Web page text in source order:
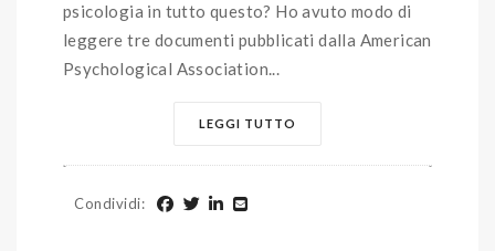
psicologia in tutto questo? Ho avuto modo di
leggere tre documenti pubblicati dalla American
Psychological Association...
LEGGI TUTTO
Condividi: